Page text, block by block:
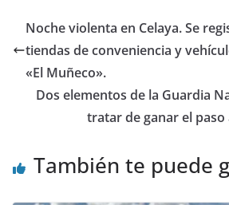
o
o
k
p
p
n
Noche violenta en Celaya. Se
tiendas de conveniencia y
«El Muñeco».
Dos elementos de la Guardia
tratar de ganar el paso
También te puede